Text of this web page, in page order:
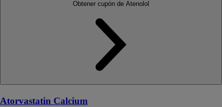
Atorvastatin Calcium